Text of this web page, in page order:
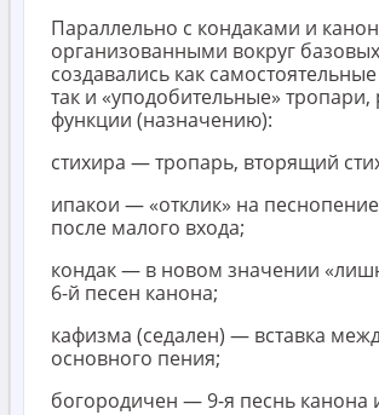
Параллельно с кондаками и
организованными вокруг
создавались как
так и «уподобительные»
функции (назначению):
стихира — тропарь, вторящий
ипакои — «отклик» на
после малого входа;
кондак — в новом значении
6-й песен канона;
кафизма (седален) — вставка
основного пения;
богородичен — 9-я песнь канона